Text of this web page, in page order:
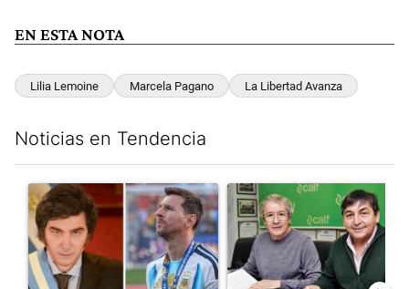
EN ESTA NOTA
Lilia Lemoine Marcela Pagano La Libertad Avanza
Noticias en Tendencia
Un artículo de tendencia con el título "Milei despidió a Jorge
Un artículo de tendencia con